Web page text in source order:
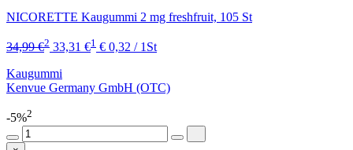
NICORETTE Kaugummi 2 mg freshfruit, 105 St
34,99 €2 33,31 €1 € 0,32 / 1St
Kaugummi
Kenvue Germany GmbH (OTC)
-5%2